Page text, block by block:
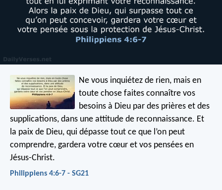
Ne vous inquiétez de rien, mais en
toute chose faites connaître vos
besoins à Dieu par des prières et des
supplications, dans une attitude de reconnaissance. Et
la paix de Dieu, qui dépasse tout ce que l’on peut
comprendre, gardera votre cœur et vos pensées en
Jésus-Christ.
Philippiens 4:6-7 - SG21